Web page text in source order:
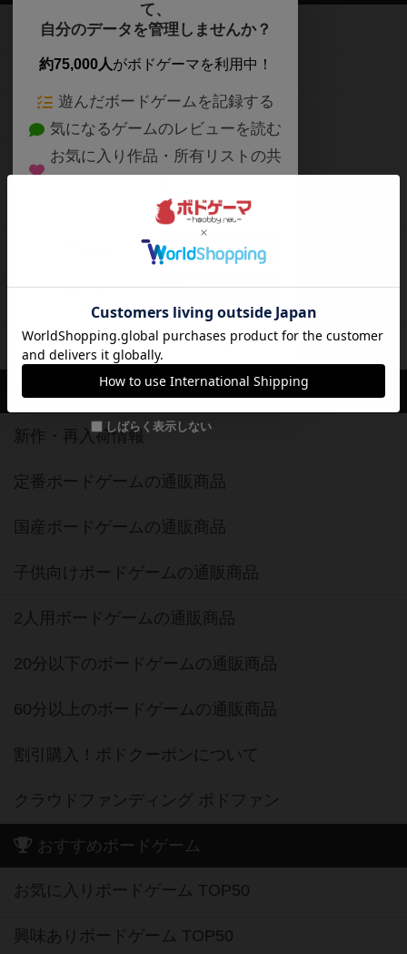
て、
自分のデータを管理しませんか？
約75,000人がボドゲーマを利用中！
遊んだボードゲームを記録する
気になるゲームのレビューを読む
お気に入り作品・所有リストの共
ログイン / 会員登録（10秒）
X
Apple Facebook
メールで会員登録
しばらく表示しない
ボードゲームを検索する
ボードゲームの新着レビュー
ボードゲーム会情報
メカニクス特集
掲示板・トピックス
ボドとも・会員一覧
ボドゲーマご利用案内
ボードゲーム通販
新作・再入荷情報
定番ボードゲームの通販商品
国産ボードゲームの通販商品
子供向けボードゲームの通販商品
2人用ボードゲームの通販商品
20分以下のボードゲームの通販商品
60分以上のボードゲームの通販商品
割引購入！ボドクーポンについて
クラウドファンディング ボドファン
おすすめボードゲーム
お気に入りボードゲーム TOP50
興味ありボードゲーム TOP50